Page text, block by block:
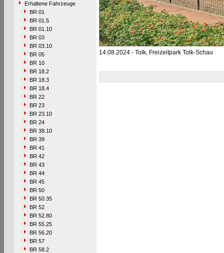
Erhaltene Fahrzeuge
BR 01
BR 01.5
BR 01.10
BR 03
BR 03.10
BR 05
BR 10
BR 18.2
BR 18.3
BR 18.4
BR 22
BR 23
BR 23.10
BR 24
BR 38.10
BR 39
BR 41
BR 42
BR 43
BR 44
BR 45
BR 50
BR 50.35
BR 52
BR 52.80
BR 55.25
BR 56.20
BR 57
BR 58.2
14.08.2024 - Tolk, Freizeitpark Tolk-Schau